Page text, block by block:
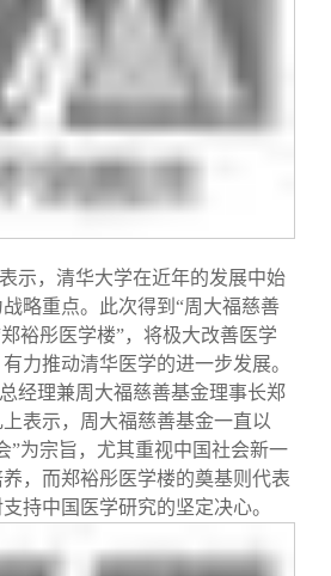
校友文苑
校友讲坛
三创大赛
实用信息
会长致辞
总会章程
系我们
示，清华大学在近年的发展中始
略重点。此次得到“周大福慈善
裕彤医学楼”，将极大改善医学
力推动清华医学的进一步发展。
经理兼周大福慈善基金理事长郑
表示，周大福慈善基金一直以
”为宗旨，尤其重视中国社会新一
，而郑裕彤医学楼的奠基则代表
持中国医学研究的坚定决心。